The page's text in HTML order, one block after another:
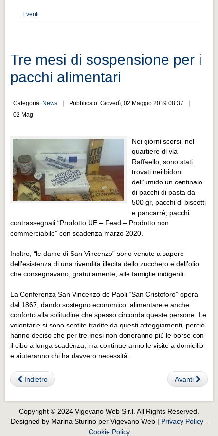
Cultura e turismo 4.0
Cultura e turismo 4.0
PROGETTI
Progetti Aperti
Progetti Realizzati
Progetti Realizzati
EVENTI
EVENTI
Eventi Vigevano
Eventi Vigevano
Eventi Pavia
Eventi Pavia
Eventi
Tre mesi di sospensione per i
pacchi alimentari
Categoria: News
Pubblicato: Giovedì, 02 Maggio 2019 08:37
02 Mag
Nei giorni scorsi, nel
quartiere di via
Raffaello, sono stati
trovati nei bidoni
dell’umido un centinaio
di pacchi di pasta da
500 gr, pacchi di biscotti
e pancarré, pacchi
contrassegnati “Prodotto UE – Fead – Prodotto non
commerciabile” con scadenza marzo 2020.
Inoltre, “le dame di San Vincenzo” sono venute a sapere
dell’esistenza di una rivendita illecita dello zucchero e dell’olio
che consegnavano, gratuitamente, alle famiglie indigenti.
La Conferenza San Vincenzo de Paoli “San Cristoforo” opera
dal 1867, dando sostegno economico, alimentare e anche
conforto alla solitudine che spesso circonda queste persone. Le
volontarie si sono sentite tradite da questi atteggiamenti, perciò
hanno deciso che per tre mesi non doneranno più le borse con
il cibo a lunga scadenza, ma continueranno le visite a domicilio
e aiuteranno chi ha davvero necessità.
Indietro Avanti
Copyright © 2024 Vigevano Web S.r.l. All Rights Reserved.
Designed by Marina Sturino per Vigevano Web | Privacy Policy-
Cookie Policy